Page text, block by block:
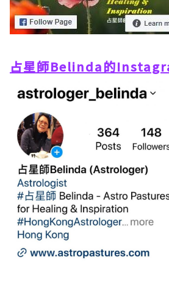
占星師Belinda的